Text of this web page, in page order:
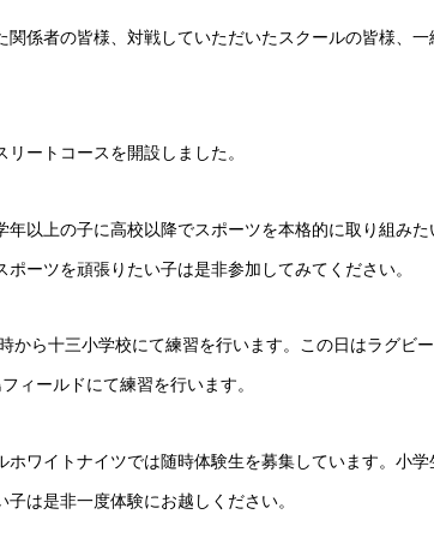
係者の皆様、対戦していただいたスクールの皆様、
ートコースを開設しました。
年以上の子に高校以降でスポーツを本格的に取り組み
ーツを頑張りたい子は是非参加してみてください。
から十三小学校にて練習を行います。この日はラグビ
ィールドにて練習を行います。
ホワイトナイツでは随時体験生を募集しています。小
は是非一度体験にお越しください。